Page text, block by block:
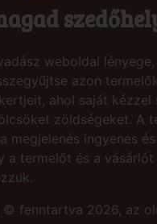
weboldal
azon termelők
ahol saját kézzel
zöldségeket. A
megjelenés ingyenes
a termelőt és a vásárlót
© fenntartva 2026, az